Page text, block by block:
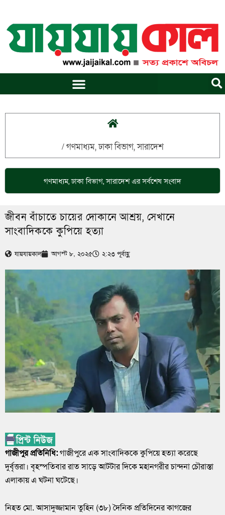
content
/গণমাধ্যম,ঢাকা বিভাগ,সারাদেশ
গণমাধ্যম,ঢাকা বিভাগ,সারাদেশএর সর্বশেষ সংবাদ
জীবন বাঁচাতে চায়ের দোকানে আশ্রয়, সেখানে
সাংবাদিককে কুপিয়ে হত্যা
যায়যায়কাল আগস্ট ৮, ২০২৫ ২:২৩ পূর্বাহ্ণ
গাজীপুর প্রতিনিধি:গাজীপুরে এক সাংবাদিককে কুপিয়ে হত্যা করেছে
দুর্বৃত্তরা। বৃহস্পতিবার রাত সাড়ে আটটার দিকে মহানগরীর চান্দনা চৌরাস্তা
এলাকায় এ ঘটনা ঘটেছে।
নিহত মো. আসাদুজ্জামান তুহিন (৩৮) দৈনিক প্রতিদিনের কাগজের